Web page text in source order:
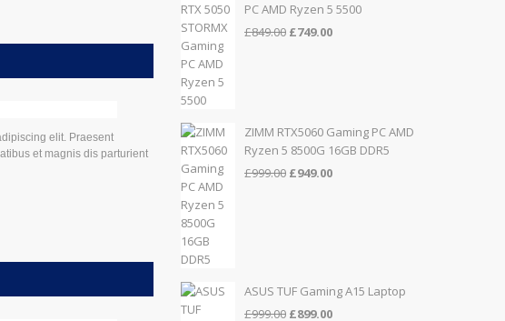
elit. Praesent
et magnis dis parturient
PC AMD Ryzen 5 5500
£849.00 Original
£749.00Current
ZIMM RTX5060 Gaming PC AMD
Ryzen 5 8500G 16GB DDR5
£999.00 Original
£949.00Current
ASUS TUF Gaming A15 Laptop
£999.00 Original
£899.00Current